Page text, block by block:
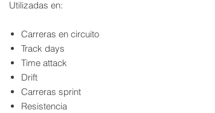
Utilizadas en:
Carreras en circuito
Track days
Time attack
Drift
Carreras sprint
Resistencia